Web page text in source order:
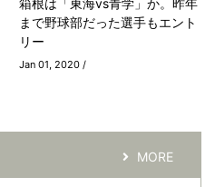
まで野球部だった選手もエント
リー
Jan 01, 2020 /
MORE